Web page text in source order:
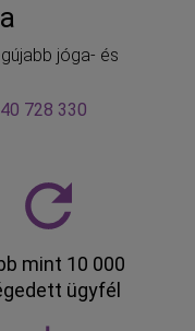
jóga- és
728 330
mint 10 000
ügyfél